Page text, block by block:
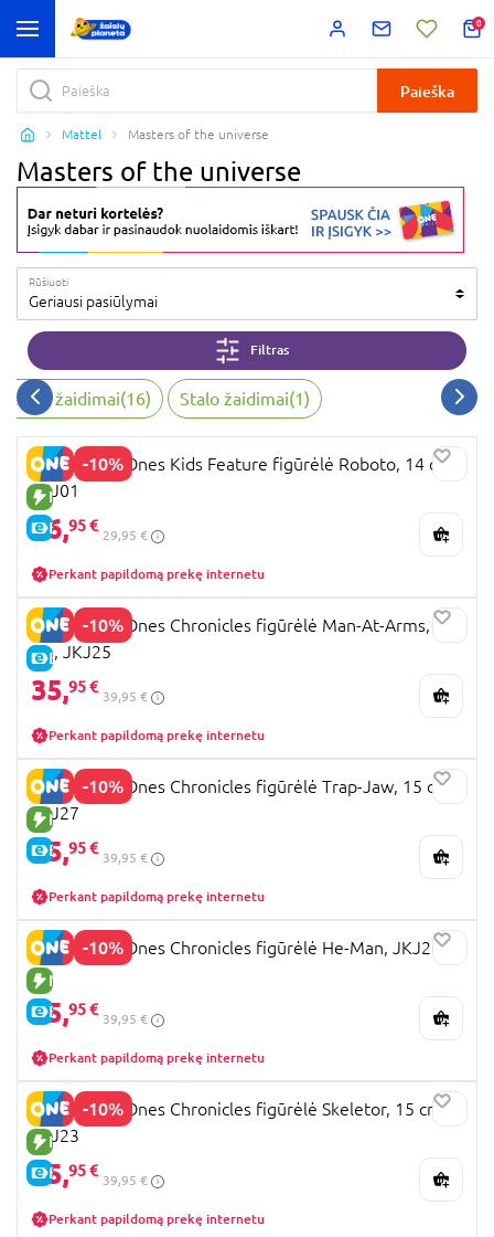
0
Paieška
Mattel Masters of the universe
Masters of the universe
Rūšiuoti
Geriausi pasiūlymai
Filtras
žaidimai(16) Stalo žaidimai(1)
-10%
NAUJA PREKĖ
E-KAINA
MOTU First Ones Kids Feature figūrėlė Roboto, 14 cm,
JKJ01
26,95 €
29,95 €
Perkant papildomą prekę internetu
-10%
E-KAINA
MOTU First Ones Chronicles figūrėlė Man-At-Arms, 15
cm, JKJ25
35,95 €
39,95 €
Perkant papildomą prekę internetu
-10%
NAUJA PREKĖ
E-KAINA
MOTU First Ones Chronicles figūrėlė Trap-Jaw, 15 cm,
JKJ27
35,95 €
39,95 €
Perkant papildomą prekę internetu
-10%
NAUJA PREKĖ
E-KAINA
MOTU First Ones Chronicles figūrėlė He-Man, JKJ26
35,95 €
39,95 €
Perkant papildomą prekę internetu
-10%
NAUJA PREKĖ
E-KAINA
MOTU First Ones Chronicles figūrėlė Skeletor, 15 cm,
JKJ23
35,95 €
39,95 €
Perkant papildomą prekę internetu